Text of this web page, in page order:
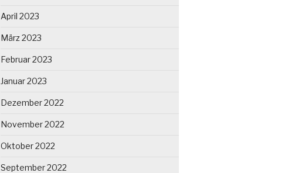
April 2023
März 2023
Februar 2023
Januar 2023
Dezember 2022
November 2022
Oktober 2022
September 2022